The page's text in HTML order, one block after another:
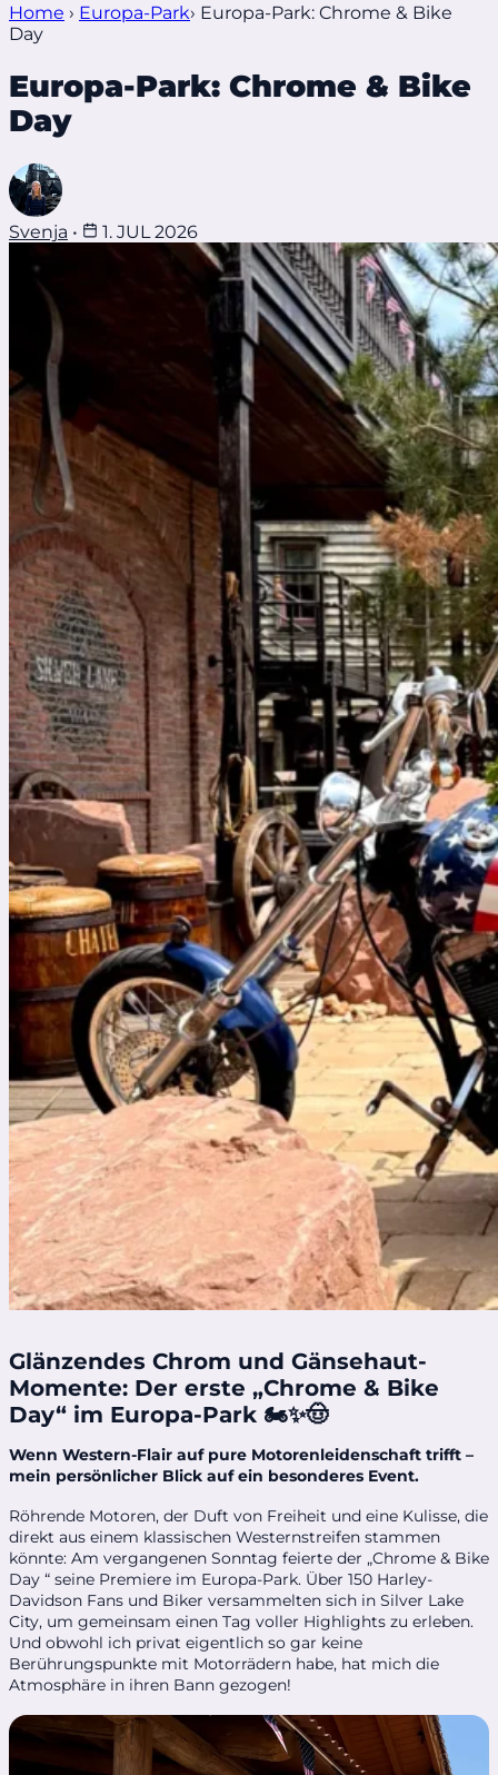
Home › Europa-Park› Europa-Park: Chrome & Bike
Day
Europa-Park: Chrome & Bike
Day
Svenja • 1. JUL 2026
Glänzendes Chrom und Gänsehaut-
Momente: Der erste „Chrome & Bike
Day“ im Europa-Park 🏍️✨🤠
Wenn Western-Flair auf pure Motorenleidenschaft trifft –
mein persönlicher Blick auf ein besonderes Event.
Röhrende Motoren, der Duft von Freiheit und eine Kulisse, die
direkt aus einem klassischen Westernstreifen stammen
könnte: Am vergangenen Sonntag feierte der „Chrome & Bike
Day “ seine Premiere im Europa-Park. Über 150 Harley-
Davidson Fans und Biker versammelten sich in Silver Lake
City, um gemeinsam einen Tag voller Highlights zu erleben.
Und obwohl ich privat eigentlich so gar keine
Berührungspunkte mit Motorrädern habe, hat mich die
Atmosphäre in ihren Bann gezogen!